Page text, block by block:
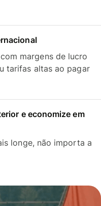
margens de lucro
tarifas altas ao pagar
e economize em
longe, não importa a